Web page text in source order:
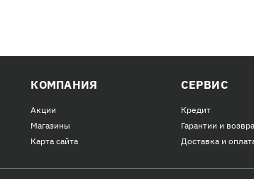
КОМПАНИЯ
Акции
Магазины
Карта сайта
СЕРВИС
Кредит
Гарантии и
Доставка и